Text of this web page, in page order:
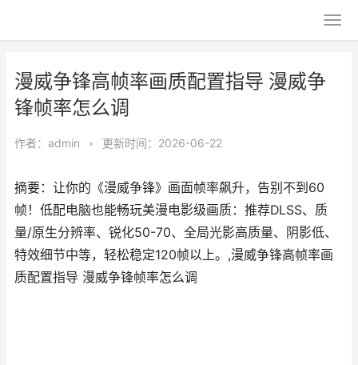
漫威争锋高帧率画质配置指导 漫威争
锋帧率怎么调
作者： admin • 更新时间：2026-06-22
摘要：让你的《漫威争锋》画面帧率飙升，告别不到60
帧！低配电脑也能畅玩美漫电影级画质：推荐DLSS、质
量/原生分辨率、锐化50-70、全局光影高质量、阴影低、
特效细节中等，轻松稳定120帧以上。,漫威争锋高帧率画
质配置指导 漫威争锋帧率怎么调